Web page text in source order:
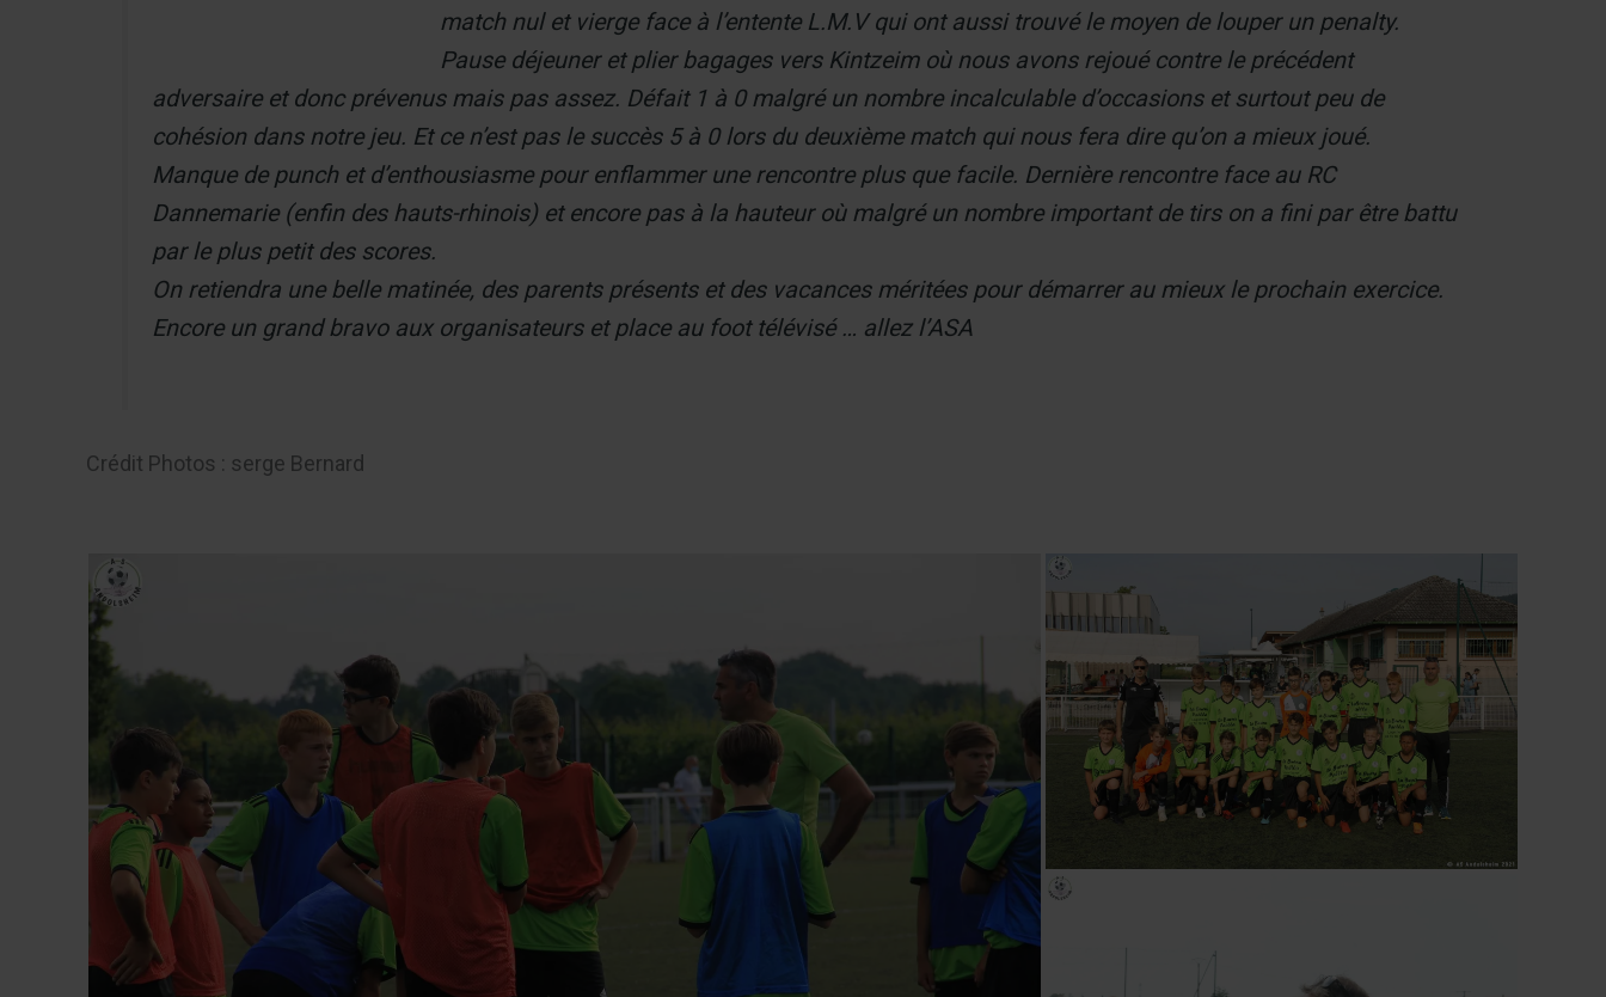
match nul et vierge face à l’entente L.M.V qui ont aussi trouvé le moyen de louper un penalty.
Pause déjeuner et plier bagages vers Kintzeim où nous avons rejoué contre le précédent
adversaire et donc prévenus mais pas assez. Défait 1 à 0 malgré un nombre incalculable d’occasions et surtout peu de
cohésion dans notre jeu. Et ce n’est pas le succès 5 à 0 lors du deuxième match qui nous fera dire qu’on a mieux joué.
Manque de punch et d’enthousiasme pour enflammer une rencontre plus que facile. Dernière rencontre face au RC
Dannemarie (enfin des hauts-rhinois) et encore pas à la hauteur où malgré un nombre important de tirs on a fini par être battu
par le plus petit des scores.
On retiendra une belle matinée, des parents présents et des vacances méritées pour démarrer au mieux le prochain exercice.
Encore un grand bravo aux organisateurs et place au foot télévisé … allez l’ASA
Crédit Photos : serge Bernard